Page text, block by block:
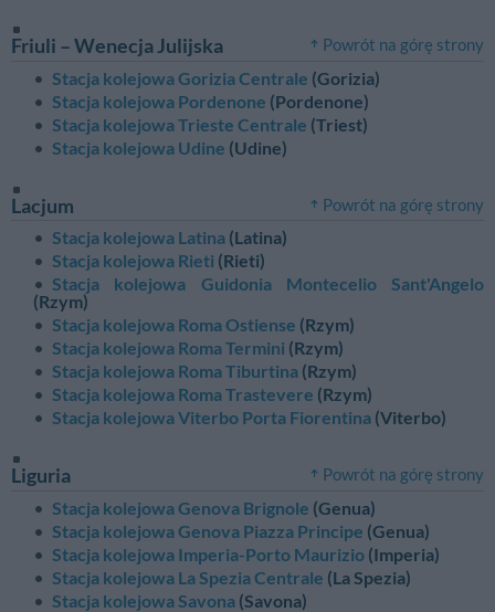
Friuli – Wenecja Julijska Powrót na górę strony
Stacja kolejowa Gorizia Centrale (Gorizia)
Stacja kolejowa Pordenone (Pordenone)
Stacja kolejowa Trieste Centrale (Triest)
Stacja kolejowa Udine (Udine)
Lacjum Powrót na górę strony
Stacja kolejowa Latina (Latina)
Stacja kolejowa Rieti (Rieti)
Stacja kolejowa Guidonia Montecelio Sant'Angelo
(Rzym)
Stacja kolejowa Roma Ostiense (Rzym)
Stacja kolejowa Roma Termini (Rzym)
Stacja kolejowa Roma Tiburtina (Rzym)
Stacja kolejowa Roma Trastevere (Rzym)
Stacja kolejowa Viterbo Porta Fiorentina (Viterbo)
Liguria Powrót na górę strony
Stacja kolejowa Genova Brignole (Genua)
Stacja kolejowa Genova Piazza Principe (Genua)
Stacja kolejowa Imperia-Porto Maurizio (Imperia)
Stacja kolejowa La Spezia Centrale (La Spezia)
Stacja kolejowa Savona (Savona)